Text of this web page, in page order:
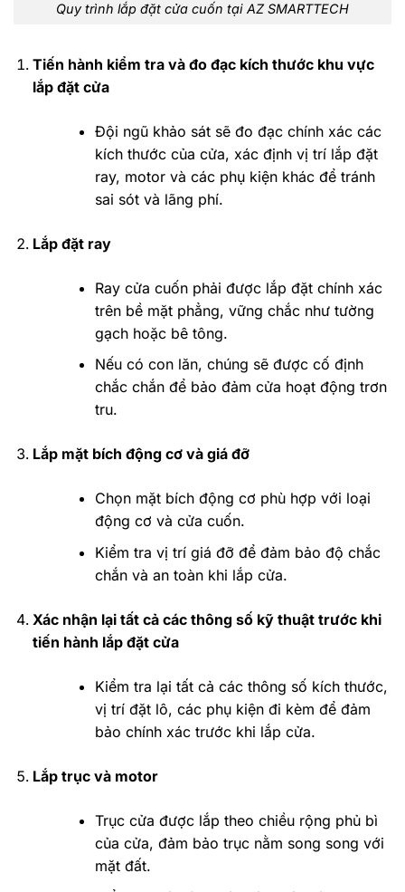
Quy trình lắp đặt cửa cuốn tại AZ SMARTTECH
Tiến hành kiểm tra và đo đạc kích thước khu vực
lắp đặt cửa
Đội ngũ khảo sát sẽ đo đạc chính xác các
kích thước của cửa, xác định vị trí lắp đặt
ray, motor và các phụ kiện khác để tránh
sai sót và lãng phí.
Lắp đặt ray
Ray cửa cuốn phải được lắp đặt chính xác
trên bề mặt phẳng, vững chắc như tường
gạch hoặc bê tông.
Nếu có con lăn, chúng sẽ được cố định
chắc chắn để bảo đảm cửa hoạt động trơn
tru.
Lắp mặt bích động cơ và giá đỡ
Chọn mặt bích động cơ phù hợp với loại
động cơ và cửa cuốn.
Kiểm tra vị trí giá đỡ để đảm bảo độ chắc
chắn và an toàn khi lắp cửa.
Xác nhận lại tất cả các thông số kỹ thuật trước khi
tiến hành lắp đặt cửa
Kiểm tra lại tất cả các thông số kích thước,
vị trí đặt lô, các phụ kiện đi kèm để đảm
bảo chính xác trước khi lắp cửa.
Lắp trục và motor
Trục cửa được lắp theo chiều rộng phủ bì
của cửa, đảm bảo trục nằm song song với
mặt đất.